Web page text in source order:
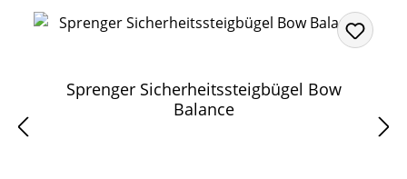
Sprenger Sicherheitssteigbügel Bow
Balance